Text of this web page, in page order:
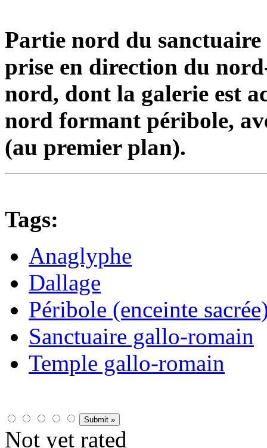
Partie nord du
prise en direction du
nord, dont la galerie est
nord formant péribole,
(au premier plan).
Tags:
Anaglyphe
Dallage
Péribole (enceinte
Sanctuaire gallo-romain
Temple gallo-romain
Not yet rated